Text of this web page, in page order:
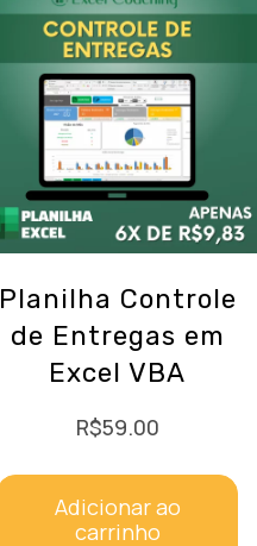
Planilha Controle
de Entregas em
Excel VBA
R$59.00
Adicionar ao
carrinho